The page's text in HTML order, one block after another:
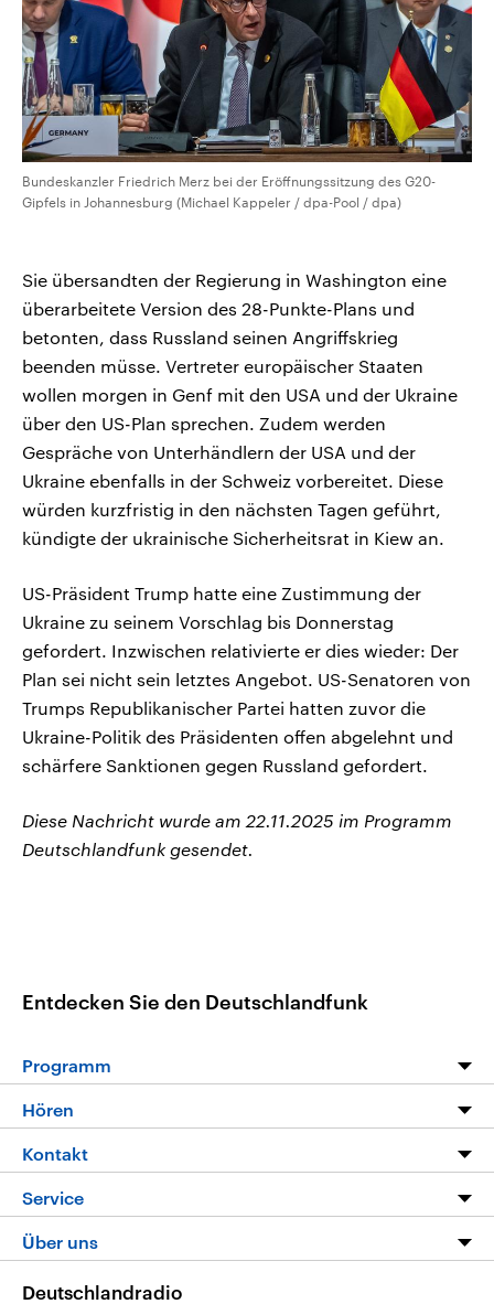
Bundeskanzler Friedrich Merz bei der Eröffnungssitzung des G20-
Gipfels in Johannesburg (Michael Kappeler / dpa-Pool / dpa)
Sie übersandten der Regierung in Washington eine
überarbeitete Version des 28-Punkte-Plans und
betonten, dass Russland seinen Angriffskrieg
beenden müsse. Vertreter europäischer Staaten
wollen morgen in Genf mit den USA und der Ukraine
über den US-Plan sprechen. Zudem werden
Gespräche von Unterhändlern der USA und der
Ukraine ebenfalls in der Schweiz vorbereitet. Diese
würden kurzfristig in den nächsten Tagen geführt,
kündigte der ukrainische Sicherheitsrat in Kiew an.
US-Präsident Trump hatte eine Zustimmung der
Ukraine zu seinem Vorschlag bis Donnerstag
gefordert. Inzwischen relativierte er dies wieder: Der
Plan sei nicht sein letztes Angebot. US-Senatoren von
Trumps Republikanischer Partei hatten zuvor die
Ukraine-Politik des Präsidenten offen abgelehnt und
schärfere Sanktionen gegen Russland gefordert.
Diese Nachricht wurde am 22.11.2025 im Programm
Deutschlandfunk gesendet.
Entdecken Sie den Deutschlandfunk
Programm
Programm
Die Nachrichten
Nachrichtenleicht
Neue Beiträge auf dlf.de
Hören
Livestream
Podcasts
Deutschlandfunk App
Nachrichten App
Kontakt
Hörerservice
Service
FAQ
Über uns
Deutschlandradio